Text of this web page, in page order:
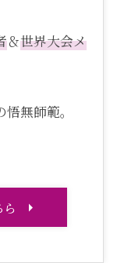
＆世界大会メ
悟無師範。
ら